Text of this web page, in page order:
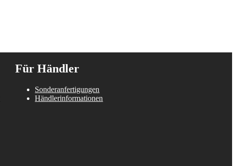
Für Händler
Sonderanfertigungen
Händlerinformationen